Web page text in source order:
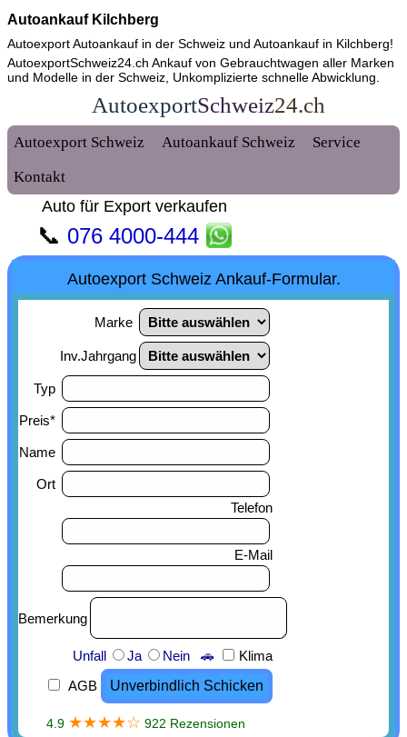
Autoankauf Kilchberg
Autoexport Autoankauf in der Schweiz und Autoankauf in Kilchberg!
AutoexportSchweiz24.ch Ankauf von Gebrauchtwagen aller Marken
und Modelle in der Schweiz, Unkomplizierte schnelle Abwicklung.